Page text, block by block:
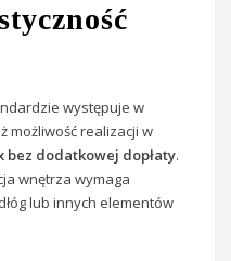
występuje w
możliwość realizacji w
bez dodatkowej dopłaty.
wnętrza wymaga
lub innych elementów